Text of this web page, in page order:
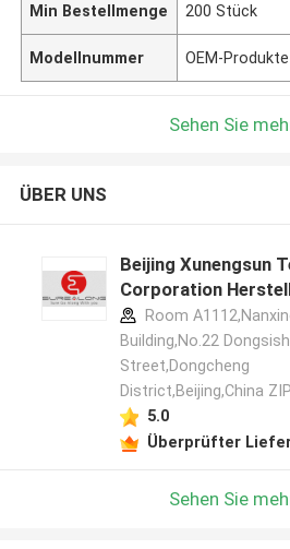
Min Bestellmenge 200 Stück
Modellnummer OEM-Produkte
Sehen Sie
ÜBER UNS
Beijing Xunengsun
Corporation
Room
Building,No.22
Street,Dongcheng
District,Beijing,China
5.0
Überprüfter
Sehen Sie